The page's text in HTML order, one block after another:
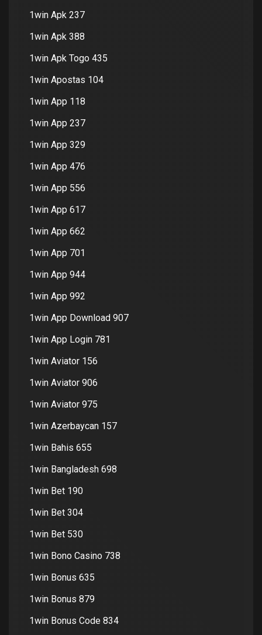
1win Apk 237
1win Apk 388
1win Apk Togo 435
1win Apostas 104
1win App 118
1win App 237
1win App 329
1win App 476
1win App 556
1win App 617
1win App 662
1win App 701
1win App 944
1win App 992
1win App Download 907
1win App Login 781
1win Aviator 156
1win Aviator 906
1win Aviator 975
1win Azerbaycan 157
1win Bahis 655
1win Bangladesh 698
1win Bet 190
1win Bet 304
1win Bet 530
1win Bono Casino 738
1win Bonus 635
1win Bonus 879
1win Bonus Code 834